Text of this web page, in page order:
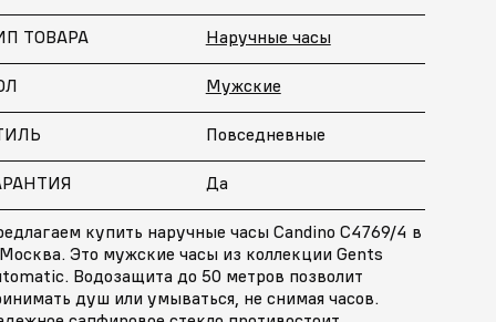
ТОВАРА Наручные часы
Мужские
Повседневные
Да
купить наручные часы Candino C4769/4 в
Это мужские часы из коллекции Gents
Водозащита до 50 метров позволит
душ или умываться, не снимая часов.